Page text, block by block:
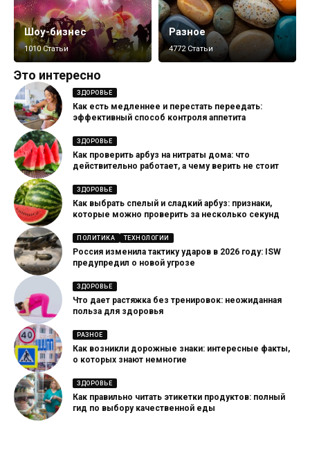
Шоу-бизнес
1010 Статьи
Разное
4772 Статьи
Это интересно
ЗДОРОВЬЕ
Как есть медленнее и перестать переедать:
эффективный способ контроля аппетита
ЗДОРОВЬЕ
Как проверить арбуз на нитраты дома: что
действительно работает, а чему верить не стоит
ЗДОРОВЬЕ
Как выбрать спелый и сладкий арбуз: признаки,
которые можно проверить за несколько секунд
ПОЛИТИКА ТЕХНОЛОГИИ
Россия изменила тактику ударов в 2026 году: ISW
предупредил о новой угрозе
ЗДОРОВЬЕ
Что дает растяжка без тренировок: неожиданная
польза для здоровья
РАЗНОЕ
Как возникли дорожные знаки: интересные факты,
о которых знают немногие
ЗДОРОВЬЕ
Как правильно читать этикетки продуктов: полный
гид по выбору качественной еды